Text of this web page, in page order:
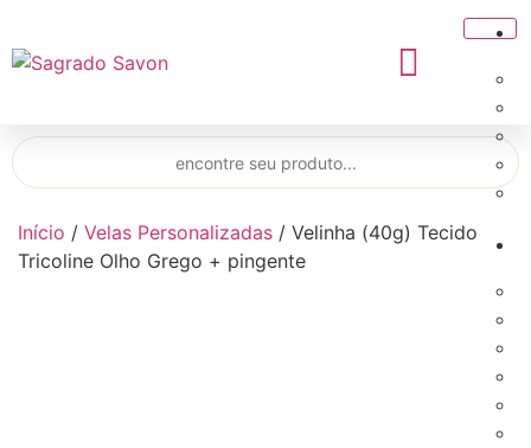
Início / Velas Personalizadas / Velinha (40g) Tecido
Tricoline Olho Grego + pingente